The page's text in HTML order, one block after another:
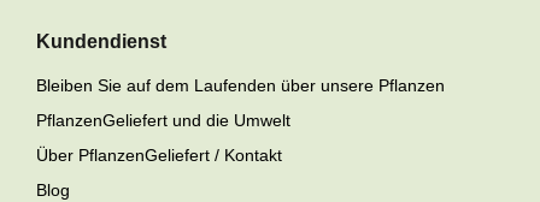
Kundendienst
Bleiben Sie auf dem Laufenden über unsere Pflanzen
PflanzenGeliefert und die Umwelt
Über PflanzenGeliefert / Kontakt
Blog